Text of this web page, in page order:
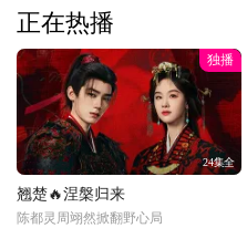
正在热播
独播
24集全
翘楚🔥涅槃归来
陈都灵周翊然掀翻野心局